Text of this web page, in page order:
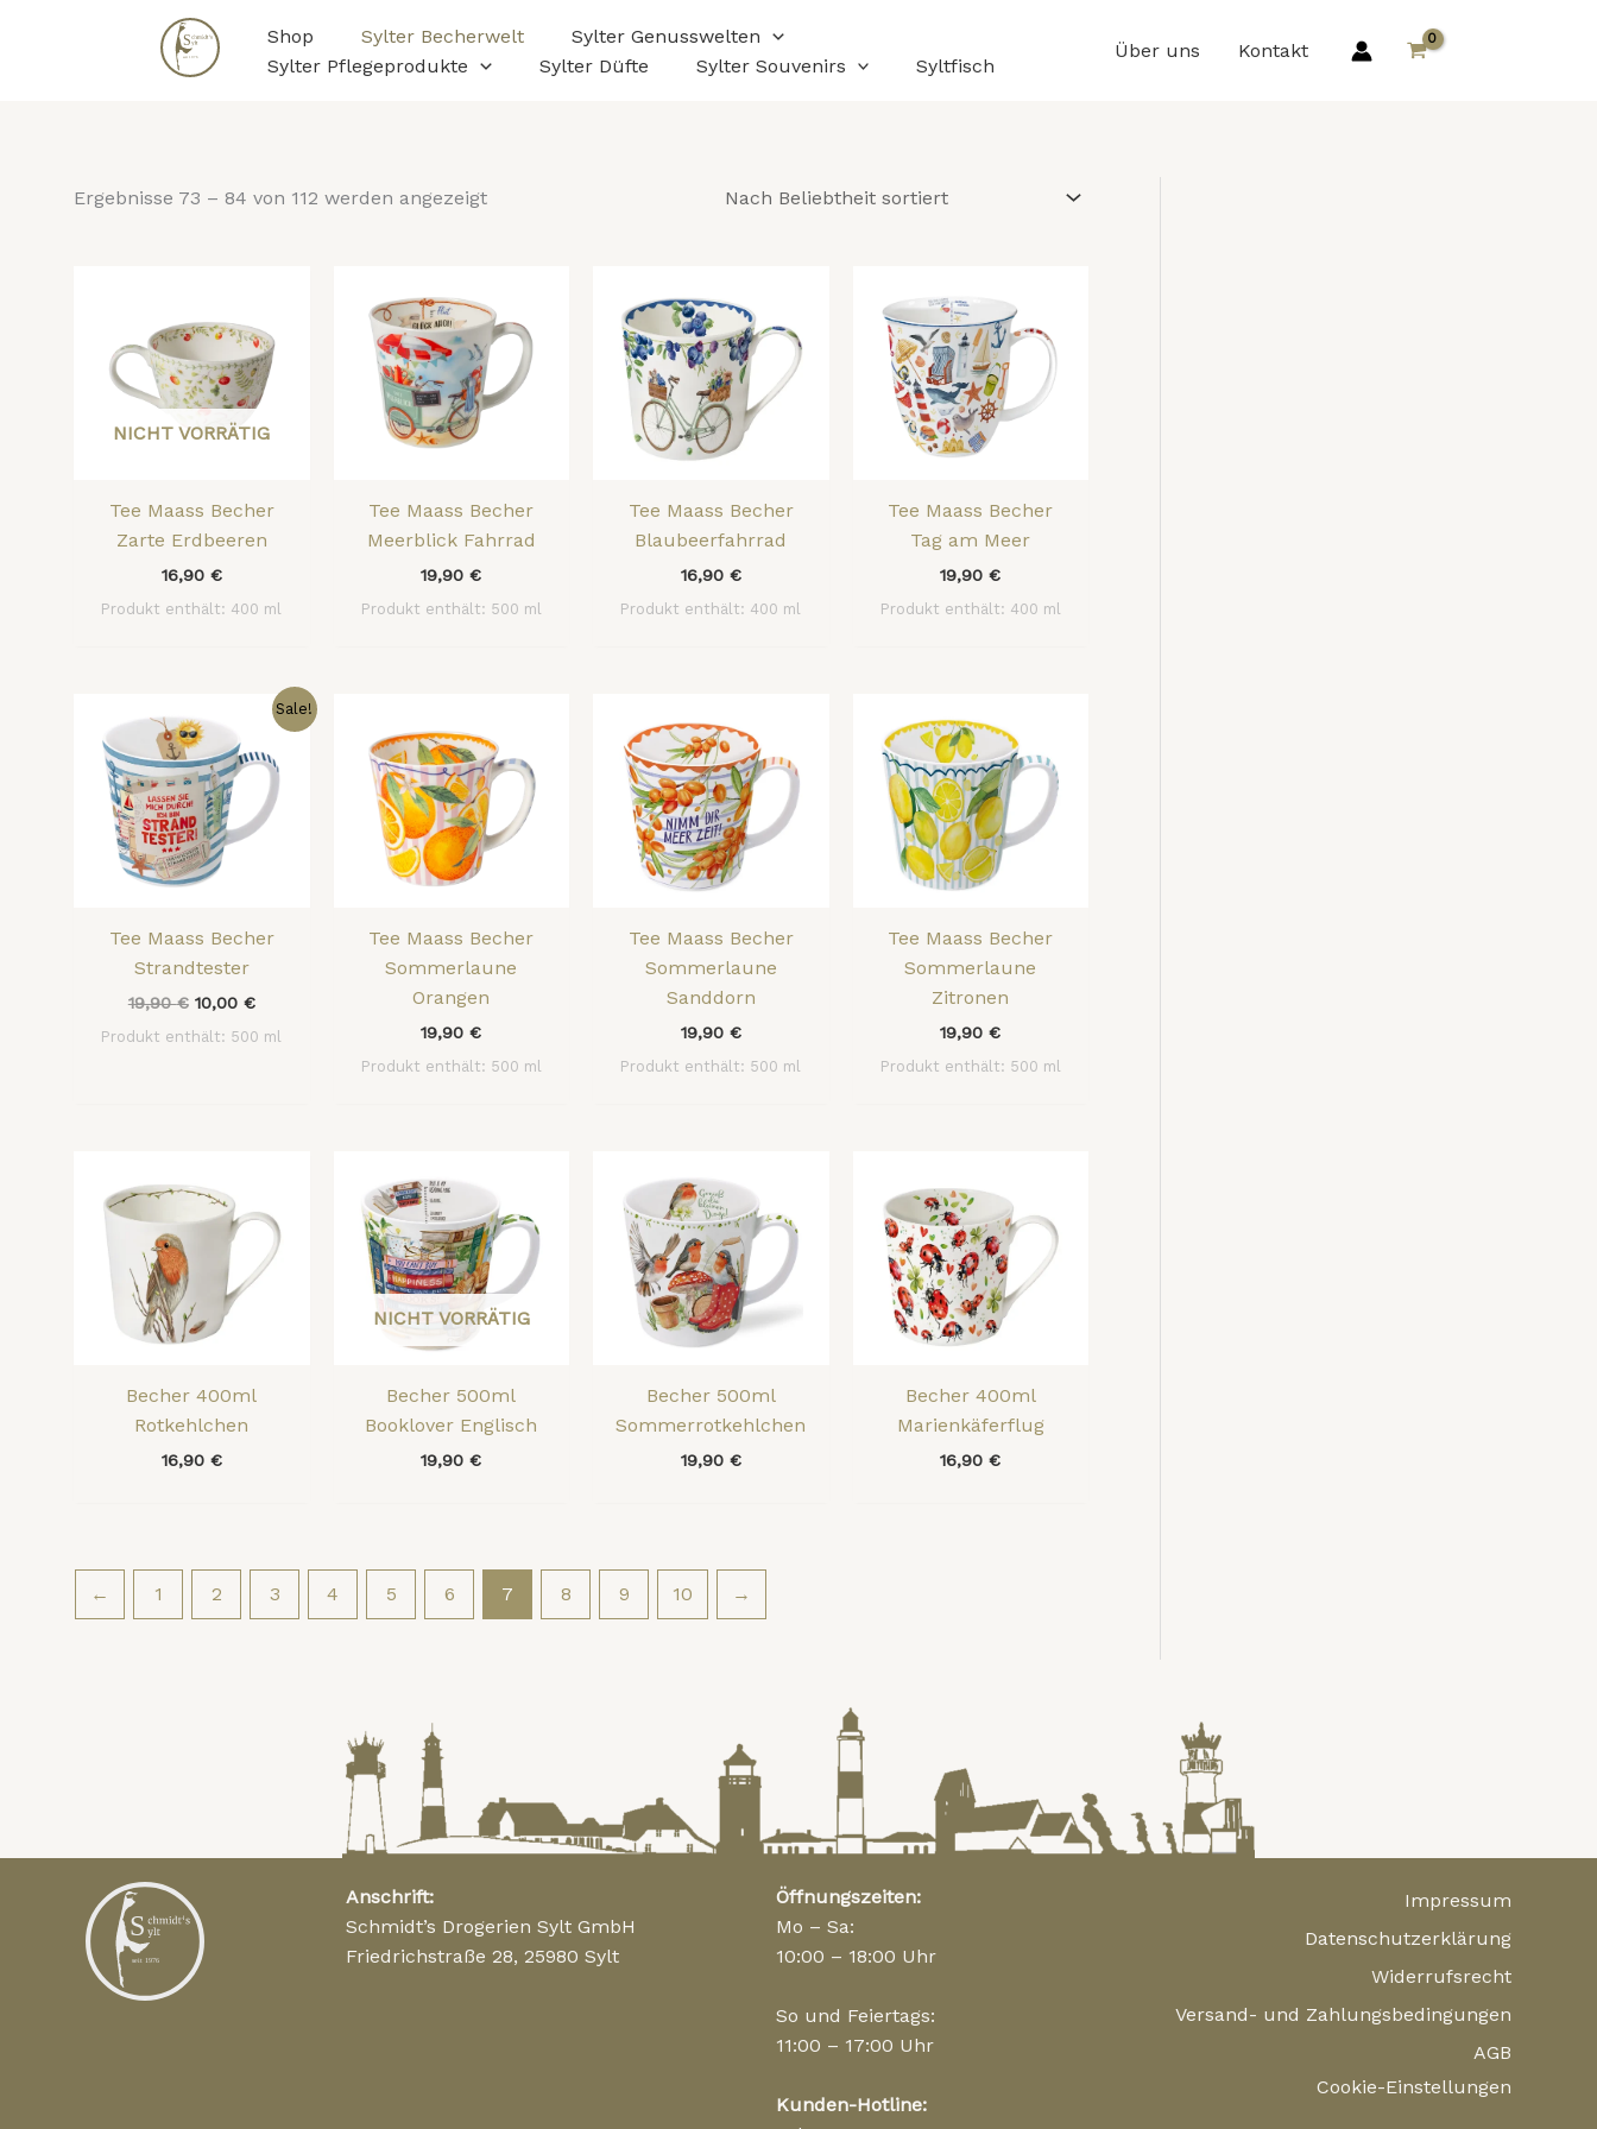
Shop Sylter Becherwelt
Sylter Genusswelten
Sylter Pflegeprodukte
Sylter Düfte Sylter Souvenirs Syltfisch
Über uns Kontakt
Ergebnisse 73 – 84 von 112 werden angezeigt
Beliebtheit
sortiert
NICHT VORRÄTIG
Tee Maass Becher
Zarte Erdbeeren
16,90 €
Produkt enthält: 400 ml
Tee Maass Becher
Meerblick Fahrrad
19,90€
Produkt enthält: 500 ml
Tee Maass Becher
Blaubeerfahrrad
16,90 €
Produkt enthält: 400 ml
Tee Maass Becher
Tag am Meer
19,90€
Produkt enthält: 400 ml
Sale!
Tee Maass Becher
Strandtester
19,90€
Ursprünglicher
Preis
war:
19,90 €
10,00 €
Aktueller
Preis
10,00 €.
Produkt enthält: 500 ml
Tee Maass Becher
Sommerlaune
Orangen
19,90€
Produkt enthält: 500 ml
Tee Maass Becher
Sommerlaune
Sanddorn
19,90 €
Produkt enthält: 500 ml
Tee Maass Becher
Sommerlaune
Zitronen
19,90€
Produkt enthält: 500 ml
Becher 400ml
Rotkehlchen
16,90 €
NICHT VORRÄTIG
Becher 500ml
Booklover Englisch
19,90€
Becher 500ml
Sommerrotkehlchen
19,90 €
Becher 400ml
Marienkäferflug
16,90€
← 1 2 3 4 5 6 7 8 9 10 →
Anschrift:
Schmidt’s Drogerien Sylt GmbH
Friedrichstraße 28, 25980 Sylt
Öffnungszeiten:
Mo – Sa:
10:00 – 18:00 Uhr
So und Feiertags:
11:00 – 17:00 Uhr
Kunden-Hotline:
Impressum
Datenschutzerklärung
Widerrufsrecht
Versand- und Zahlungsbedingungen
AGB
Cookie-Einstellungen